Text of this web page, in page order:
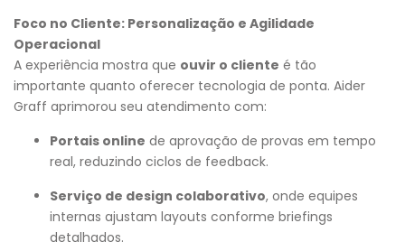
Foco no Cliente: Personalização e Agilidade
Operacional
A experiência mostra que ouvir o cliente é tão
importante quanto oferecer tecnologia de ponta. Aider
Graff aprimorou seu atendimento com:
Portais online de aprovação de provas em tempo
real, reduzindo ciclos de feedback.
Serviço de design colaborativo, onde equipes
internas ajustam layouts conforme briefings
detalhados.